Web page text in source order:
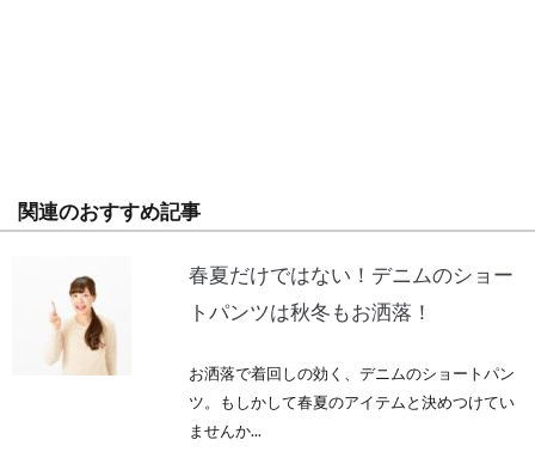
関連のおすすめ記事
春夏だけではない！デニムのショー
トパンツは秋冬もお洒落！
お洒落で着回しの効く、デニムのショートパン
ツ。もしかして春夏のアイテムと決めつけてい
ませんか...